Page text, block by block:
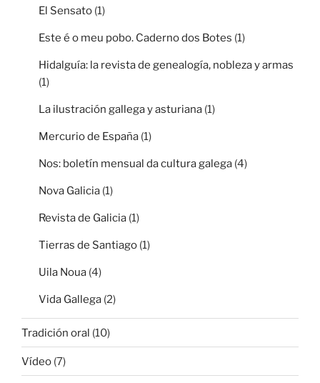
El Sensato (1)
Este é o meu pobo. Caderno dos Botes (1)
Hidalguía: la revista de genealogía, nobleza y armas
(1)
La ilustración gallega y asturiana (1)
Mercurio de España (1)
Nos: boletín mensual da cultura galega (4)
Nova Galicia (1)
Revista de Galicia (1)
Tierras de Santiago (1)
Uila Noua (4)
Vida Gallega (2)
Tradición oral (10)
Vídeo (7)